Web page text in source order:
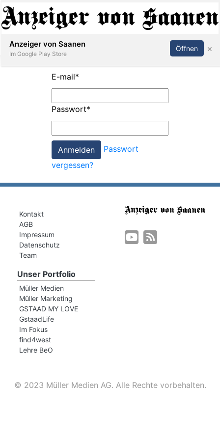
Abonnieren Anmelden
E-mail*
Passwort*
Passwort
vergessen?
Kontakt
AGB
Impressum
Datenschutz
Team
Unser Portfolio
Müller Medien
Müller Marketing
GSTAAD MY LOVE
GstaadLife
Im Fokus
find4west
Lehre BeO
© 2023 Müller Medien AG. Alle Rechte vorbehalten.
Anzeiger von Saanen
Im Google Play Store
Öffnen ×